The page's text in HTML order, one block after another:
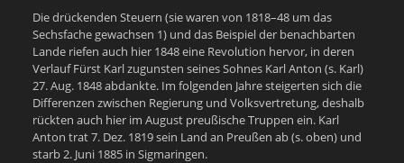
Die drückenden Steuern (sie waren von 1818–48 um das
Sechsfache gewachsen 1) und das Beispiel der benachbarten
Lande riefen auch hier 1848 eine Revolution hervor, in deren
Verlauf Fürst Karl zugunsten seines Sohnes Karl Anton (s. Karl)
27. Aug. 1848 abdankte. Im folgenden Jahre steigerten sich die
Differenzen zwischen Regierung und Volksvertretung, deshalb
rückten auch hier im August preußische Truppen ein. Karl
Anton trat 7. Dez. 1819 sein Land an Preußen ab (s. oben) und
starb 2. Juni 1885 in Sigmaringen.